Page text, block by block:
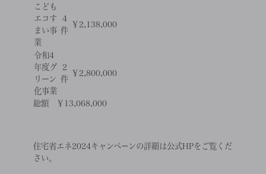
こども
エコす
まい事
業
4
件
￥2,138,000
令和4
年度グ
リーン
化事業
2
件
￥2,800,000
総額 ￥13,068,000
住宅省エネ2024キャンペーンの詳細は公式HPをご覧くだ
さい。